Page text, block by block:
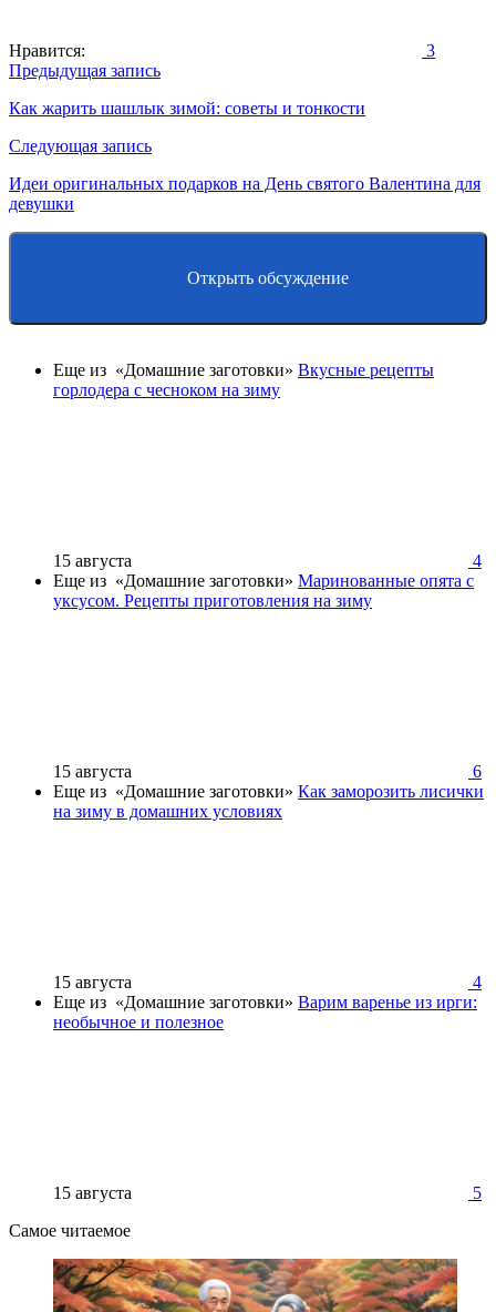
Нравится: 3
Навигация
по
записям
Предыдущая запись
Как жарить шашлык зимой: советы и тонкости
Следующая запись
Идеи оригинальных подарков на День святого Валентина для
девушки
Открыть обсуждение
Еще из «Домашние заготовки» Вкусные рецепты
горлодера с чесноком на зиму
15 августа
4
Еще из «Домашние заготовки» Маринованные опята с
уксусом. Рецепты приготовления на зиму
15 августа
6
Еще из «Домашние заготовки» Как заморозить лисички
на зиму в домашних условиях
15 августа
4
Еще из «Домашние заготовки» Варим варенье из ирги:
необычное и полезное
15 августа
5
Самое читаемое